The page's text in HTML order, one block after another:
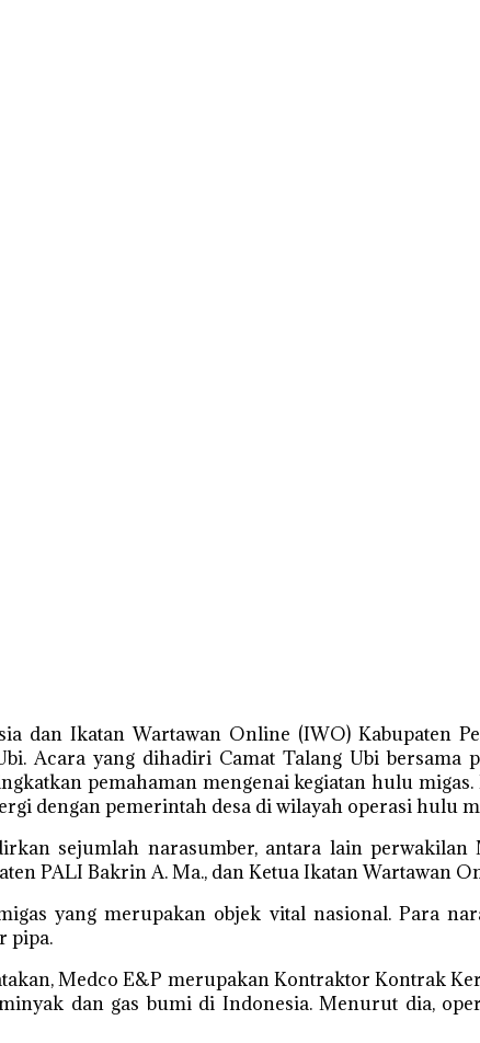
dan Ikatan Wartawan Online (IWO) Kabupaten
Acara yang dihadiri Camat Talang Ubi bersama
pemahaman mengenai kegiatan hulu
dengan pemerintah desa di wilayah operasi hulu
sejumlah narasumber, antara lain
PALI Bakrin A. Ma., dan Ketua Ikatan Wartawan
yang merupakan objek vital nasional. Para
pipa.
Medco E&P merupakan Kontraktor Kontrak
dan gas bumi di Indonesia. Menurut dia,